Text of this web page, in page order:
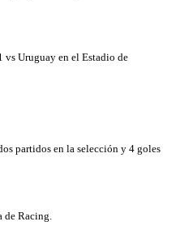
vs Uruguay en el Estadio de
partidos en la selección y 4 goles
de Racing.